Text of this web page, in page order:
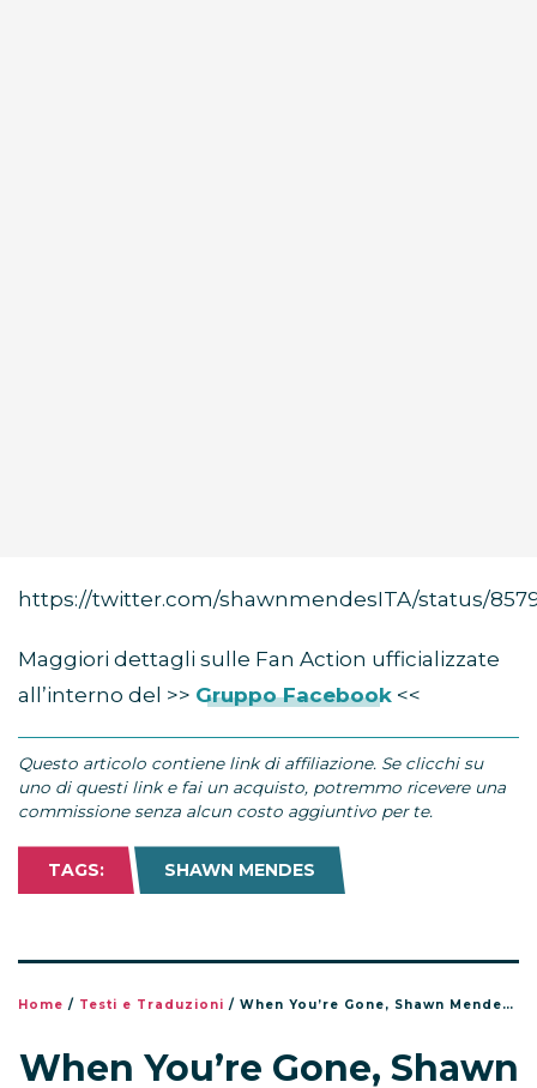
https://twitter.com/shawnmendesITA/status/
Maggiori dettagli sulle Fan Action ufficializzate
all’interno del >> Gruppo Facebook <<
Questo articolo contiene link di affiliazione. Se clicchi su
uno di questi link e fai un acquisto, potremmo ricevere una
commissione senza alcun costo aggiuntivo per te.
TAGS: SHAWN MENDES
Home / Testi e Traduzioni / When You’re Gone, Shawn Mendes testo e traduzione nuovo singolo
When You’re Gone, Shawn